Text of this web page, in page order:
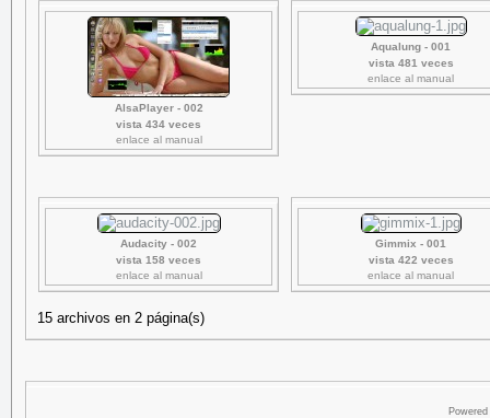
AlsaPlayer - 002
vista 434 veces
enlace al manual
Aqualung - 001
vista 481 veces
enlace al manual
Audacity - 002
vista 158 veces
enlace al manual
Gimmix - 001
vista 422 veces
enlace al manual
15 archivos en 2 página(s)